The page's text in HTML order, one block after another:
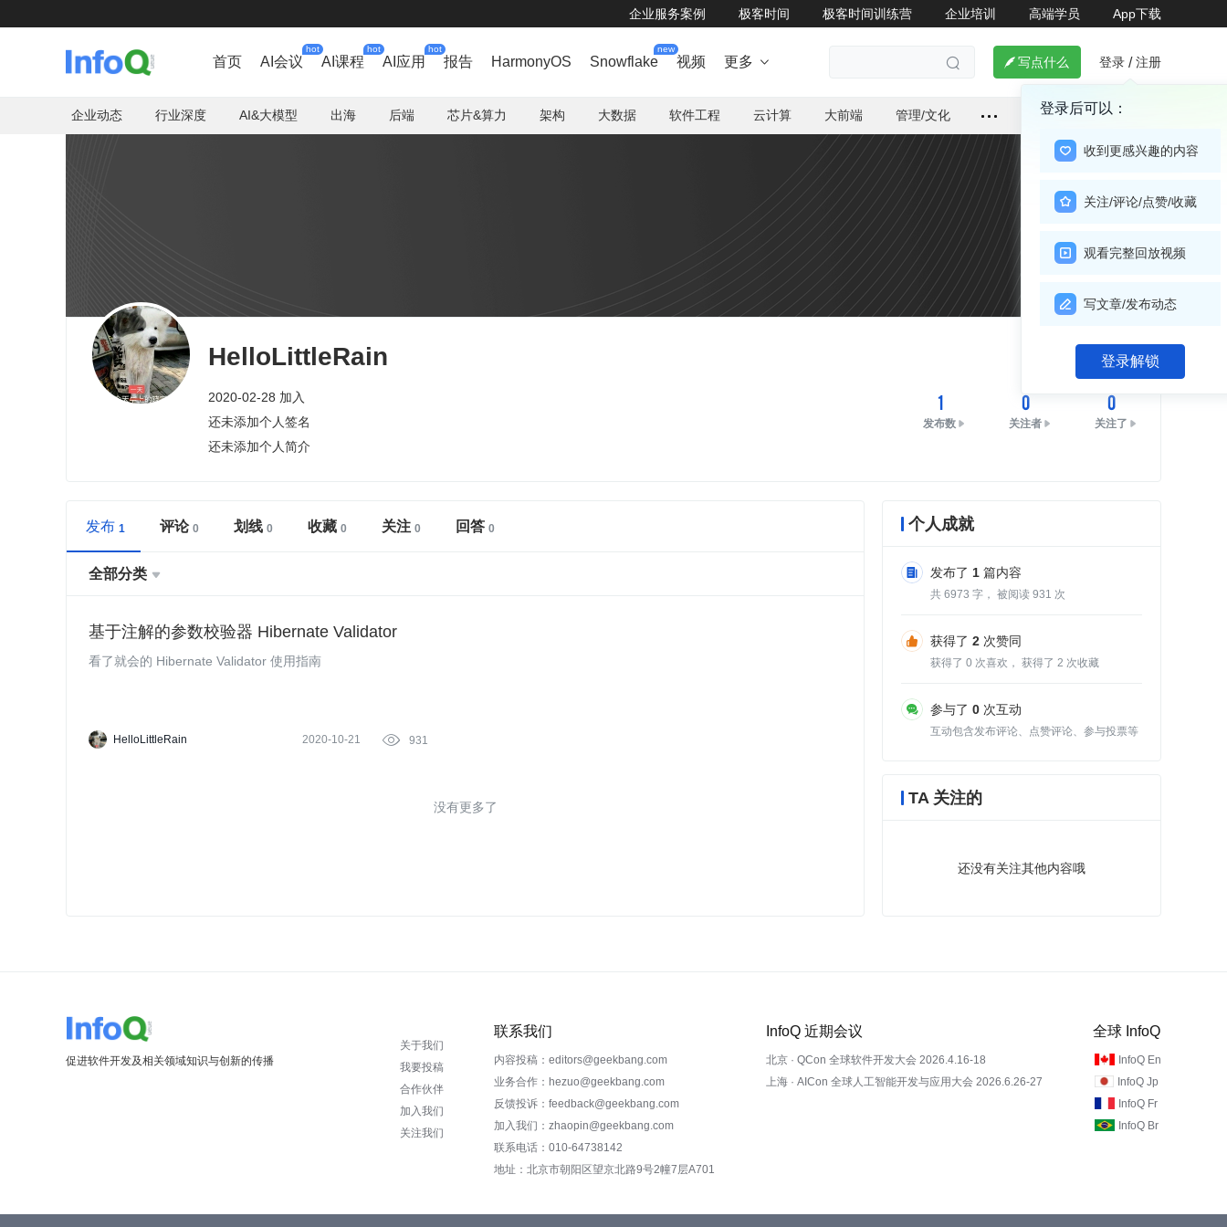
企业服务案例 极客时间 极客时间训练营 企业培训 高端学员 App下载
首页 AI会议
hot
AI课程
hot
AI应用
hot
报告 HarmonyOS Snowflake
new
视频 更多    写点什么 登录 / 注册
登录后可以：
收到更感兴趣的内容
关注/评论/点赞/收藏
观看完整回放视频
写文章/发布动态
登录解锁
企业动态 行业深度 AI&大模型 出海 后端 芯片&算力 架构 大数据 软件工程 云计算 大前端 管理/文化
HelloLittleRain
2020-02-28 加入
还未添加个人签名
还未添加个人简介
关注
1
发布数
0
关注者
0
关注了
发布 评论 划线 收藏 关注 回答
全部分类 
基于注解的参数校验器 Hibernate Validator
看了就会的 Hibernate Validator 使用指南
HelloLittleRain 2020-10-21  931
没有更多了
个人成就
发布了 1 篇内容
共 6973 字， 被阅读 931 次
获得了 2 次赞同
获得了 0 次喜欢， 获得了 2 次收藏
参与了 0 次互动
互动包含发布评论、点赞评论、参与投票等
TA 关注的
还没有关注其他内容哦
促进软件开发及相关领域知识与创新的传播
关于我们
我要投稿
合作伙伴
加入我们
关注我们
联系我们
内容投稿：editors@geekbang.com
业务合作：hezuo@geekbang.com
反馈投诉：feedback@geekbang.com
加入我们：zhaopin@geekbang.com
联系电话：010-64738142
地址：北京市朝阳区望京北路9号2幢7层A701
InfoQ 近期会议
北京 · QCon 全球软件开发大会 2026.4.16-18
上海 · AICon 全球人工智能开发与应用大会 2026.6.26-27
全球 InfoQ
InfoQ En
InfoQ Jp
InfoQ Fr
InfoQ Br